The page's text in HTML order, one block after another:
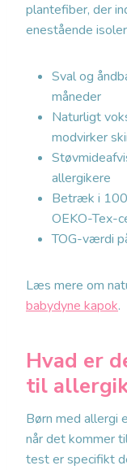
plantefiber, der
enestående
Sval og
måneder
Naturligt
modvirker
allergikere
Betræk i
OEKO-Tex-
TOG-værdi
Læs mere om
babydyne kapok.
Hvad er
til
Børn med allergi
når det kommer
test er specifikt